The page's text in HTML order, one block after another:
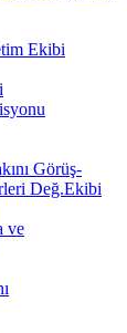
Ekibi
Görüş-
Değ.Ekibi
ve